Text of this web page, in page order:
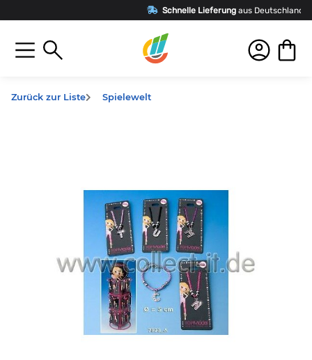
Schnelle Lieferungaus Deutschland
Zurück zur Liste Spielewelt